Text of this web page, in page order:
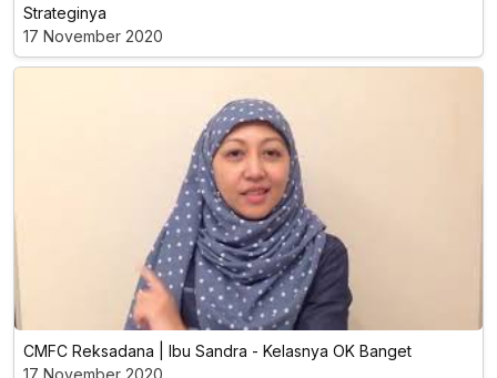
Strateginya
17 November 2020
CMFC Reksadana | Ibu Sandra - Kelasnya OK Banget
17 November 2020